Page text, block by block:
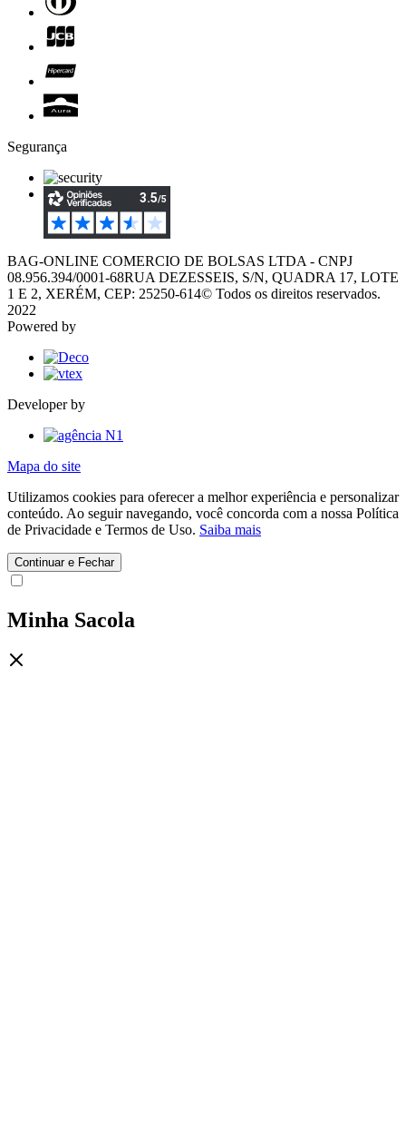
Segurança
BAG-ONLINE COMERCIO DE BOLSAS LTDA - CNPJ
08.956.394/0001-68RUA DEZESSEIS, S/N, QUADRA 17, LOTE
1 E 2, XERÉM, CEP: 25250-614© Todos os direitos reservados.
2022
Powered by
Developer by
Mapa do site
Utilizamos cookies para oferecer a melhor experiência e personalizar
conteúdo. Ao seguir navegando, você concorda com a nossa Política
de Privacidade e Termos de Uso. Saiba mais
Continuar e Fechar
Minha Sacola